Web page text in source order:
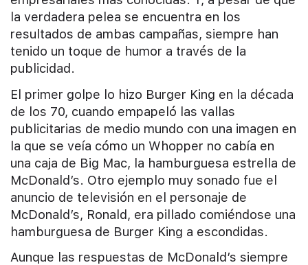
la verdadera pelea se encuentra en los
resultados de ambas campañas, siempre han
tenido un toque de humor a través de la
publicidad.
El primer golpe lo hizo Burger King en la década
de los 70, cuando empapeló las vallas
publicitarias de medio mundo con una imagen en
la que se veía cómo un Whopper no cabía en
una caja de Big Mac, la hamburguesa estrella de
McDonald’s. Otro ejemplo muy sonado fue el
anuncio de televisión en el personaje de
McDonald’s, Ronald, era pillado comiéndose una
hamburguesa de Burger King a escondidas.
Aunque las respuestas de McDonald’s siempre